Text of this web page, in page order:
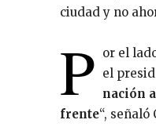
ciudad y no
P or el
el
nación
frente“,